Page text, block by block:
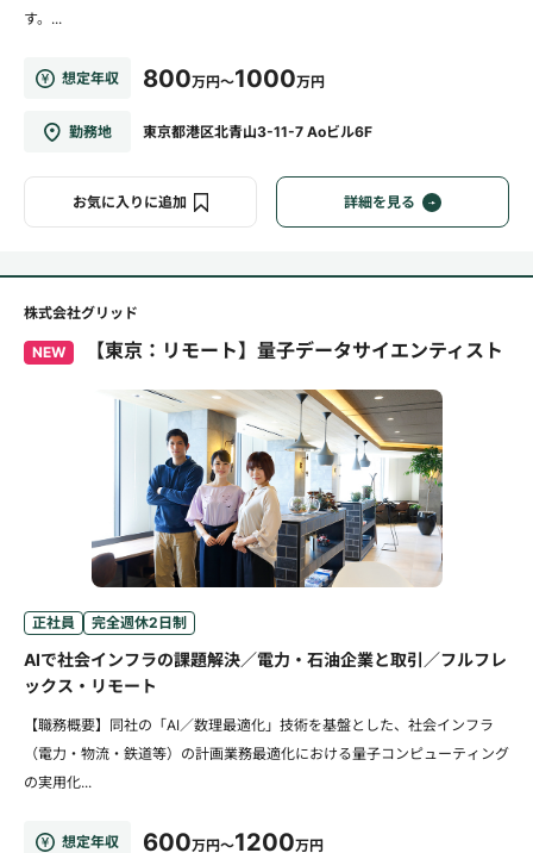
す。...
想定年収 800万円～1000万円
勤務地 東京都港区北青山3-11-7 Aoビル6F
お気に入りに追加 詳細を見る
株式会社グリッド
NEW 【東京：リモート】量子データサイエンティスト
正社員 完全週休2日制
AIで社会インフラの課題解決／電力・石油企業と取引／フルフレ
ックス・リモート
【職務概要】同社の「AI／数理最適化」技術を基盤とした、社会インフラ
（電力・物流・鉄道等）の計画業務最適化における量子コンピューティング
の実用化...
想定年収 600万円～1200万円